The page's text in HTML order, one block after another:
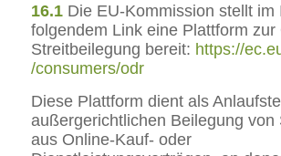
16.1 Die EU-Kommission stellt im
folgendem Link eine Plattform zur
Streitbeilegung bereit: https://
/consumers/odr
Diese Plattform dient als
außergerichtlichen Beilegung von
aus Online-Kauf- oder